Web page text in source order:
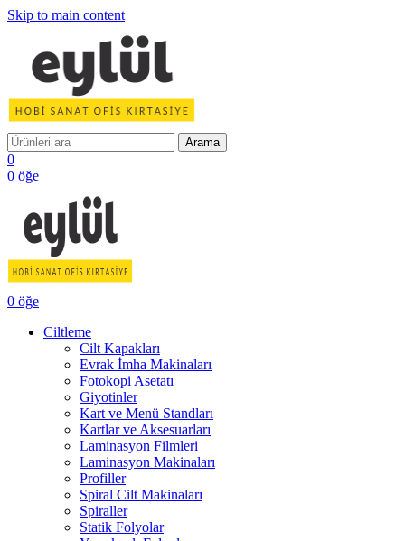
Skip to main content
Arama
0
0 öğe
0 öğe
Ciltleme
Cilt Kapakları
Evrak İmha Makinaları
Fotokopi Asetatı
Giyotinler
Kart ve Menü Standları
Kartlar ve Aksesuarları
Laminasyon Filmleri
Laminasyon Makinaları
Profiller
Spiral Cilt Makinaları
Spiraller
Statik Folyolar